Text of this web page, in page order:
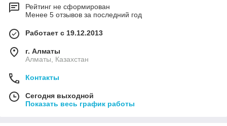
Рейтинг не сформирован
Менее 5 отзывов за последний год
Работает с 19.12.2013
г. Алматы
Алматы, Казахстан
Контакты
Сегодня выходной
Показать весь график работы